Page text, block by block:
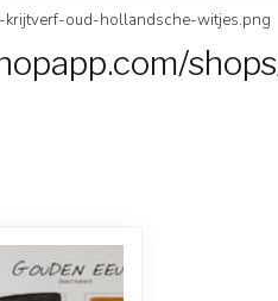
oud-hollandsche-witjes.png